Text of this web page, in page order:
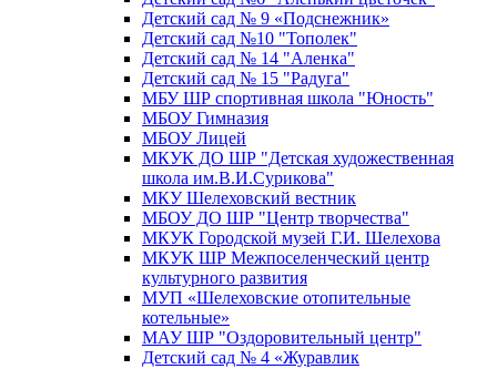
Детский сад № 9 «Подснежник»
Детский сад №10 "Тополек"
Детский сад № 14 "Аленка"
Детский сад № 15 "Радуга"
МБУ ШР спортивная школа "Юность"
МБОУ Гимназия
МБОУ Лицей
МКУК ДО ШР "Детская художественная
школа им.В.И.Сурикова"
МКУ Шелеховский вестник
МБОУ ДО ШР "Центр творчества"
МКУК Городской музей Г.И. Шелехова
МКУК ШР Межпоселенческий центр
культурного развития
МУП «Шелеховские отопительные
котельные»
МАУ ШР "Оздоровительный центр"
Детский сад № 4 «Журавлик